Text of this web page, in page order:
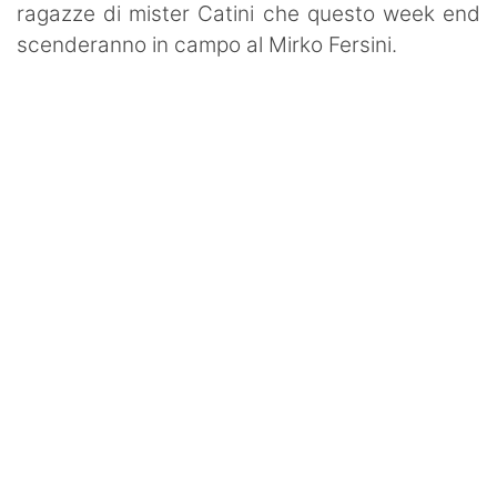
ragazze di mister Catini che questo week end
scenderanno in campo al Mirko Fersini.